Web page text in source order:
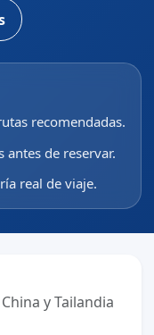
recomendadas.
antes de reservar.
real de viaje.
y Tailandia